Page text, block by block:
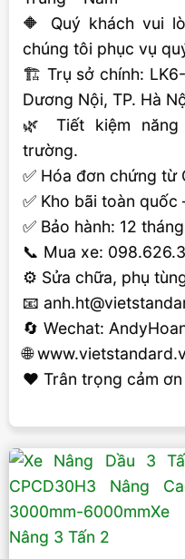
🔶 Quý khách vui
chúng tôi phục vụ
🏗 Trụ sở chính:
Dương Nội, TP. Hà
🌿 Tiết kiệm năng
trường.
✅ Hóa đơn chứng từ
✅ Kho bãi toàn quốc
✅ Bảo hành: 12 tháng
📞 Mua xe:
⚙️ Sửa chữa, phụ
📧
🔄 Wechat:
🌐
❤️ Trân trọng cảm ơn